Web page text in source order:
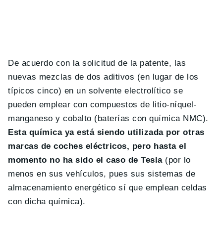
De acuerdo con la solicitud de la patente, las
nuevas mezclas de dos aditivos (en lugar de los
típicos cinco) en un solvente electrolítico se
pueden emplear con compuestos de litio-níquel-
manganeso y cobalto (baterías con química NMC).
Esta química ya está siendo utilizada por otras
marcas de coches eléctricos, pero hasta el
momento no ha sido el caso de Tesla(por lo
menos en sus vehículos, pues sus sistemas de
almacenamiento energético sí que emplean celdas
con dicha química).